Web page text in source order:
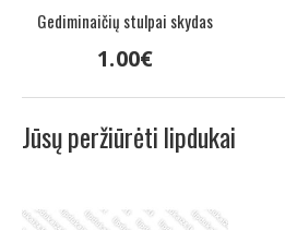
Gediminaičių stulpai skydas
1.00€
Jūsų peržiūrėti lipdukai